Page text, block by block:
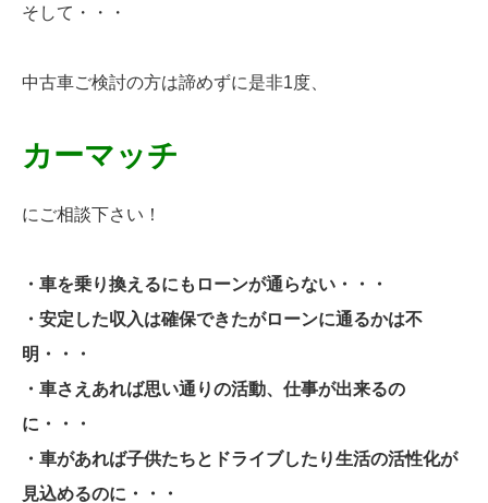
そして・・・
中古車ご検討の方は諦めずに是非1度、
カーマッチ
にご相談下さい！
・車を乗り換えるにもローンが通らない・・・
・安定した収入は確保できたがローンに通るかは不
明・・・
・車さえあれば思い通りの活動、仕事が出来るの
に・・・
・車があれば子供たちとドライブしたり生活の活性化が
見込めるのに・・・